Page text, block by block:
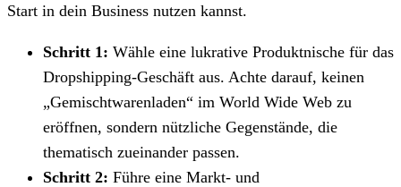
Start in dein Business nutzen kannst.
Schritt 1: Wähle eine lukrative Produktnische für das
Dropshipping-Geschäft aus. Achte darauf, keinen
„Gemischtwarenladen“ im World Wide Web zu
eröffnen, sondern nützliche Gegenstände, die
thematisch zueinander passen.
Schritt 2: Führe eine Markt- und